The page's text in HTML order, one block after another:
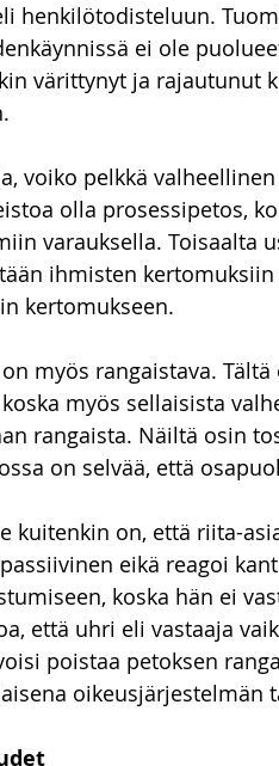
henkilötodisteluun.
ei ole
värittynyt ja rajautunut
voiko pelkkä
olla prosessipetos,
varauksella. Toisaalta
ihmisten
kertomukseen.
myös rangaistava.
myös sellaisista
rangaista. Näiltä osin
on selvää, että
kuitenkin on, että riita-
eikä reagoi
koska hän ei
että uhri eli vastaaja
poistaa petoksen
oikeusjärjestelmän